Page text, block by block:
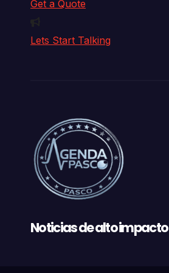
Get a Quote
Lets Start Talking
Noticias de alto impacto